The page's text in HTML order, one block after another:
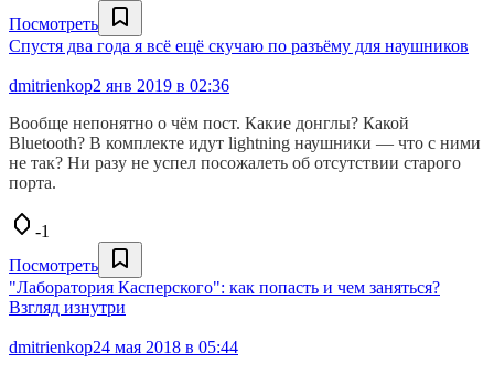
Посмотреть
Спустя два года я всё ещё скучаю по разъёму для наушников
dmitrienkop2 янв 2019 в 02:36
Вообще непонятно о чём пост. Какие донглы? Какой
Bluetooth? В комплекте идут lightning наушники — что с ними
не так? Ни разу не успел посожалеть об отсутствии старого
порта.
-1
Посмотреть
"Лаборатория Касперского": как попасть и чем заняться?
Взгляд изнутри
dmitrienkop24 мая 2018 в 05:44